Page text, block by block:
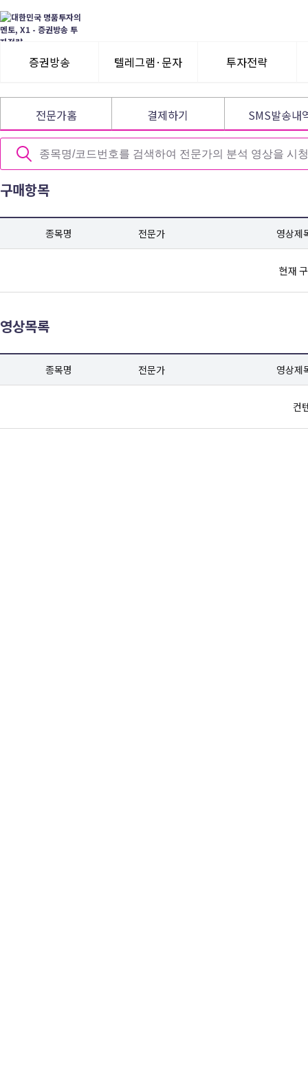
증권방송
3일 무료체험
수익률뽐내기
이용후기
텔레그램·문자
텔레그램 체험
3일 무료체험
투자전략
모멘텀이슈
전문가홈 결제하기 SMS발송내
구매항목
종목명 전문가 영상제
현재
영상목록
종목명 전문가 영상제
컨